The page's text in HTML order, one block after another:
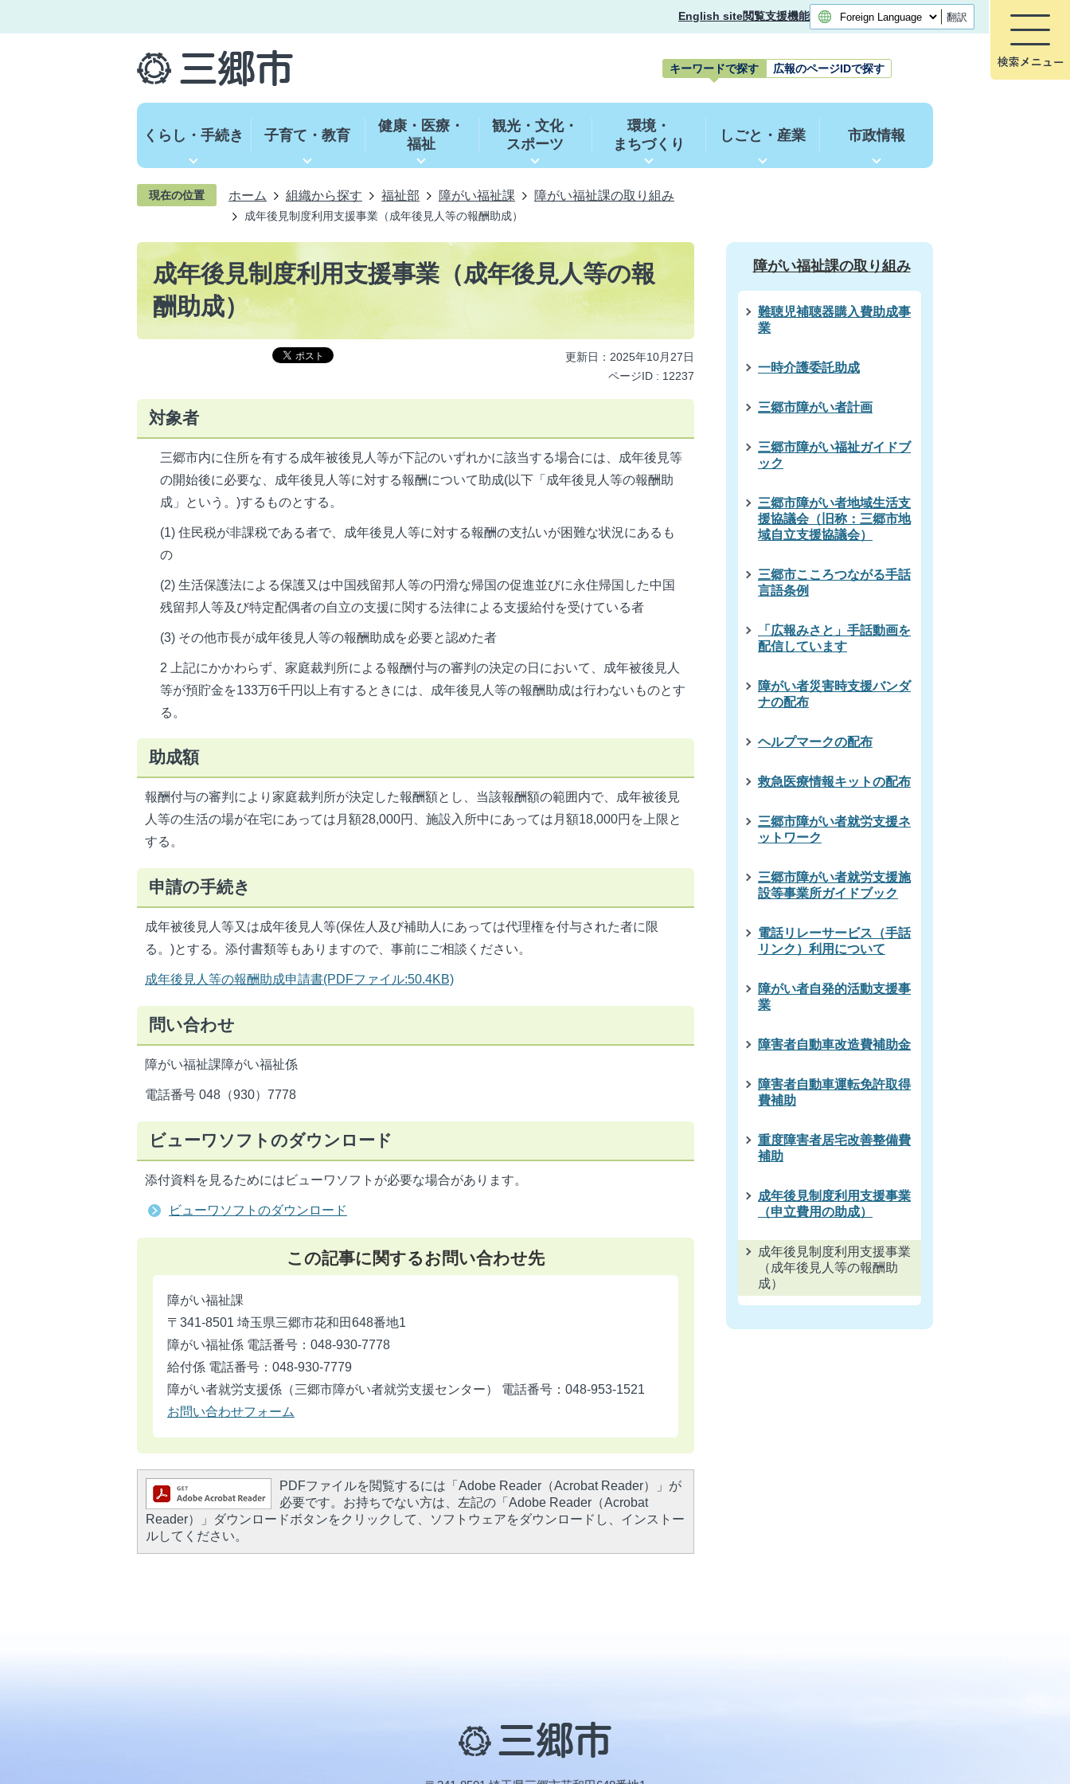
English site閲覧支援機能 翻訳
キーワードで探す 広報のページIDで探す
ワ
ー
索
くらし・手続き 子育て・教育
健康・医療・
福祉
観光・文化・
スポーツ
環境・
まちづくり
しごと・産業 市政情報
現在の位置 ホーム 組織から探す 福祉部 障がい福祉課 障がい福祉課の取り組み
成年後見制度利用支援事業（成年後見人等の報酬助成）
成年後見制度利用支援事業（成年後見人等の報
酬助成）
更新日：2025年10月27日
ページID : 12237
対象者
三郷市内に住所を有する成年被後見人等が下記のいずれかに該当する場合には、成年後見等
の開始後に必要な、成年後見人等に対する報酬について助成(以下「成年後見人等の報酬助
成」という。)するものとする。
(1) 住民税が非課税である者で、成年後見人等に対する報酬の支払いが困難な状況にあるも
の
(2) 生活保護法による保護又は中国残留邦人等の円滑な帰国の促進並びに永住帰国した中国
残留邦人等及び特定配偶者の自立の支援に関する法律による支援給付を受けている者
(3) その他市長が成年後見人等の報酬助成を必要と認めた者
2 上記にかかわらず、家庭裁判所による報酬付与の審判の決定の日において、成年被後見人
等が預貯金を133万6千円以上有するときには、成年後見人等の報酬助成は行わないものとす
る。
助成額
報酬付与の審判により家庭裁判所が決定した報酬額とし、当該報酬額の範囲内で、成年被後見
人等の生活の場が在宅にあっては月額28,000円、施設入所中にあっては月額18,000円を上限と
する。
申請の手続き
成年被後見人等又は成年後見人等(保佐人及び補助人にあっては代理権を付与された者に限
る。)とする。添付書類等もありますので、事前にご相談ください。
成年後見人等の報酬助成申請書(PDFファイル:50.4KB)
問い合わせ
障がい福祉課障がい福祉係
電話番号 048（930）7778
ビューワソフトのダウンロード
添付資料を見るためにはビューワソフトが必要な場合があります。
ビューワソフトのダウンロード
この記事に関するお問い合わせ先
障がい福祉課
〒341-8501 埼玉県三郷市花和田648番地1
障がい福祉係 電話番号：048-930-7778
給付係 電話番号：048-930-7779
障がい者就労支援係（三郷市障がい者就労支援センター） 電話番号：048-953-1521
お問い合わせフォーム
PDFファイルを閲覧するには「Adobe Reader（Acrobat Reader）」が
必要です。お持ちでない方は、左記の「Adobe Reader（Acrobat
Reader）」ダウンロードボタンをクリックして、ソフトウェアをダウンロードし、インストー
ルしてください。
障がい福祉課の取り組み
難聴児補聴器購入費助成事
業
一時介護委託助成
三郷市障がい者計画
三郷市障がい福祉ガイドブ
ック
三郷市障がい者地域生活支
援協議会（旧称：三郷市地
域自立支援協議会）
三郷市こころつながる手話
言語条例
「広報みさと」手話動画を
配信しています
障がい者災害時支援バンダ
ナの配布
ヘルプマークの配布
救急医療情報キットの配布
三郷市障がい者就労支援ネ
ットワーク
三郷市障がい者就労支援施
設等事業所ガイドブック
電話リレーサービス（手話
リンク）利用について
障がい者自発的活動支援事
業
障害者自動車改造費補助金
障害者自動車運転免許取得
費補助
重度障害者居宅改善整備費
補助
成年後見制度利用支援事業
（申立費用の助成）
成年後見制度利用支援事業
（成年後見人等の報酬助
成）
三
郷